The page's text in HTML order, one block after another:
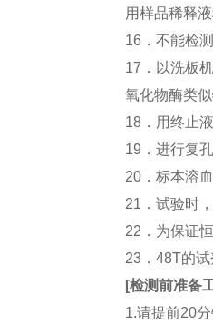
用样品稀释
16．不能检
17．以洗板
氧化物酶类
18．用终止
19．进行复
20．标本溶
21．试验时
22．为保证
23．48T的
[检测前准备
1.请提前20